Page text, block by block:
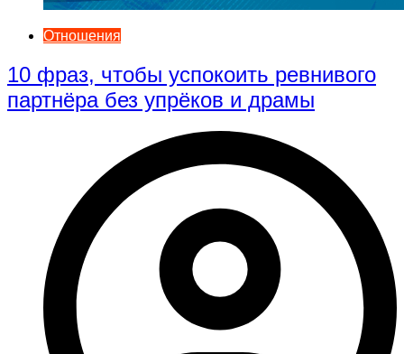
Отношения
10 фраз, чтобы успокоить ревнивого
партнёра без упрёков и драмы